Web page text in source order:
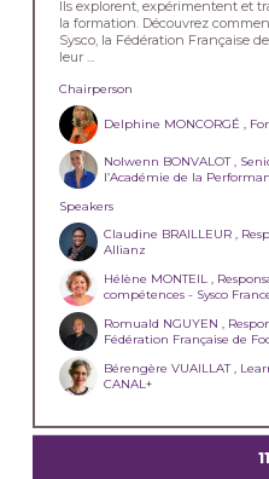
Ils explorent, expérimentent et
la formation. Découvrez
Sysco, la Fédération Française
leur ...
Chairperson
Delphine MONCORGÉ ,
Nolwenn BONVALOT ,
l’Académie de la
Speakers
Claudine BRAILLEUR ,
Allianz
Hélène MONTEIL ,
compétences - Sysco
Romuald NGUYEN ,
Fédération Française de
Bérengère VUAILLAT ,
CANAL+